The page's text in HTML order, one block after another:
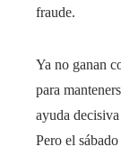
fraude.
Ya no ganan
para
ayuda
Pero el